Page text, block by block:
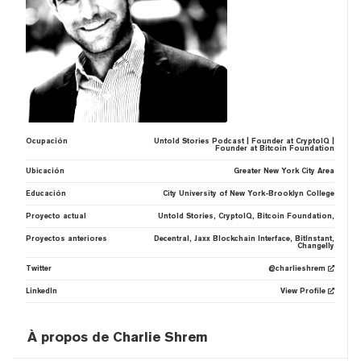
Ocupación
Untold Stories Podcast | Founder at CryptoIQ |
Founder at Bitcoin Foundation
Ubicación Greater New York City Area
Educación City University of New York-Brooklyn College
Proyecto actual Untold Stories, CryptoIQ, Bitcoin Foundation,
Proyectos anteriores
Decentral, Jaxx Blockchain Interface, BitInstant,
Changelly
Twitter @charlieshrem
LinkedIn View Profile
À propos de Charlie Shrem